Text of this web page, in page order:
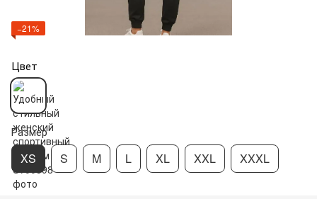
−21%
Цвет
Размер
XS S M L XL XXL XXXL